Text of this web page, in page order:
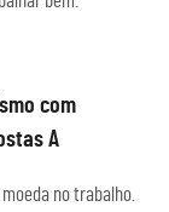
com
A
no trabalho.